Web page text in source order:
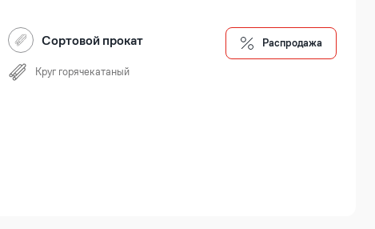
Сортовой прокат
Круг горячекатаный
Распродажа